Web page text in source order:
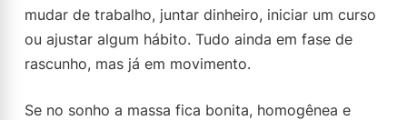
mudar de trabalho, juntar dinheiro, iniciar um curso
ou ajustar algum hábito. Tudo ainda em fase de
rascunho, mas já em movimento.
Se no sonho a massa fica bonita, homogênea e